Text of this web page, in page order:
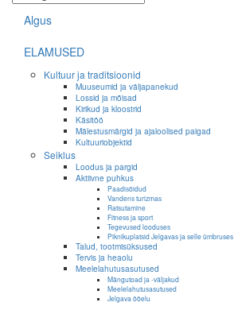
Algus
ELAMUSED
Kultuur ja traditsioonid
Muuseumid ja väljapanekud
Lossid ja mõisad
Kirikud ja kloostrid
Käsitöö
Mälestusmärgid ja ajaloolised paigad
Kultuuriobjektid
Seiklus
Loodus ja pargid
Aktiivne puhkus
Paadisõidud
Vandens turizmas
Ratsutamine
Fitness ja sport
Tegevused looduses
Piknikuplatsid Jelgavas ja selle ümbruses
Talud, tootmisüksused
Tervis ja heaolu
Meelelahutusasutused
Mängutoad ja -väljakud
Meelelahutusasutused
Jelgava ööelu